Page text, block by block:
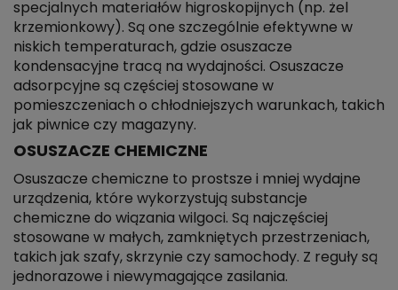
specjalnych materiałów higroskopijnych (np. żel
krzemionkowy). Są one szczególnie efektywne w
niskich temperaturach, gdzie osuszacze
kondensacyjne tracą na wydajności. Osuszacze
adsorpcyjne są częściej stosowane w
pomieszczeniach o chłodniejszych warunkach, takich
jak piwnice czy magazyny.
OSUSZACZE CHEMICZNE
Osuszacze chemiczne to prostsze i mniej wydajne
urządzenia, które wykorzystują substancje
chemiczne do wiązania wilgoci. Są najczęściej
stosowane w małych, zamkniętych przestrzeniach,
takich jak szafy, skrzynie czy samochody. Z reguły są
jednorazowe i niewymagające zasilania.